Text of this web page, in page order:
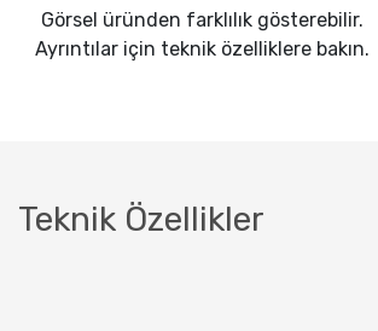
Görsel üründen farklılık gösterebilir.
Ayrıntılar için teknik özelliklere bakın.
Teknik Özellikler